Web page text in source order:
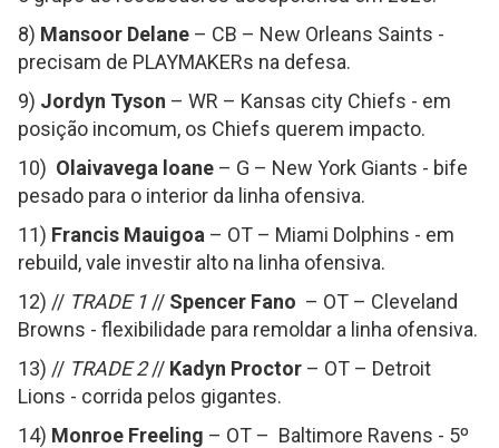
8) Mansoor Delane – CB – New Orleans Saints -
precisam de PLAYMAKERs na defesa.
9) Jordyn Tyson – WR – Kansas city Chiefs - em
posição incomum, os Chiefs querem impacto.
10) Olaivavega loane – G – New York Giants - bife
pesado para o interior da linha ofensiva.
11) Francis Mauigoa – OT – Miami Dolphins - em
rebuild, vale investir alto na linha ofensiva.
12) // TRADE 1 // Spencer Fano – OT – Cleveland
Browns - flexibilidade para remoldar a linha ofensiva.
13) // TRADE 2// Kadyn Proctor – OT – Detroit
Lions - corrida pelos gigantes.
14) Monroe Freeling – OT – Baltimore Ravens - 5º